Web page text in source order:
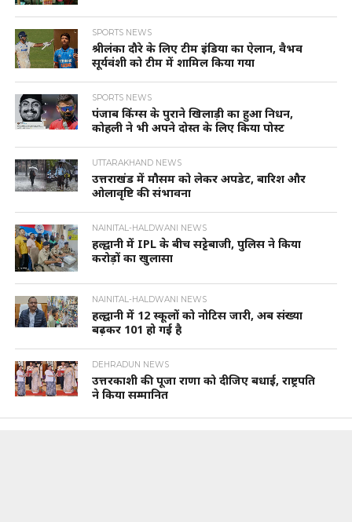
SPORTS NEWS
श्रीलंका दौरे के लिए टीम इंडिया का ऐलान, वैभव
सूर्यवंशी को टीम में शामिल किया गया
SPORTS NEWS
पंजाब किंग्स के पुराने खिलाड़ी का हुआ निधन,
कोहली ने भी अपने दोस्त के लिए किया पोस्ट
UTTARAKHAND NEWS
उत्तराखंड में मौसम को लेकर अपडेट, बारिश और
ओलावृष्टि की संभावना
NAINITAL-HALDWANI NEWS
हल्द्वानी में IPL के बीच सट्टेबाजी, पुलिस ने किया
करोड़ों का खुलासा
NAINITAL-HALDWANI NEWS
हल्द्वानी में 12 स्कूलों को नोटिस जारी, अब संख्या
बढ़कर 101 हो गई है
DEHRADUN NEWS
उत्तरकाशी की पूजा राणा को दीजिए बधाई, राष्ट्रपति
ने किया सम्मानित